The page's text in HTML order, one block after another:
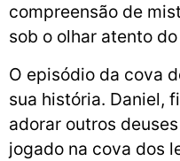
compreensão de
sob o olhar atento
O episódio da cova
sua história. Daniel,
adorar outros
jogado na cova dos